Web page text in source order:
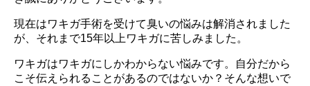
現在はワキガ手術を受けて臭いの悩みは解消されました
が、それまで15年以上ワキガに苦しみました。
ワキガはワキガにしかわからない悩みです。自分だから
こそ伝えられることがあるのではないか？そんな想いで